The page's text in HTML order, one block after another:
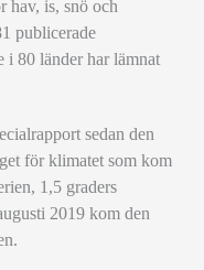
hav, is, snö och
publicerade
i 80 länder har lämnat
sedan den
för klimatet som kom
1,5 graders
2019 kom den